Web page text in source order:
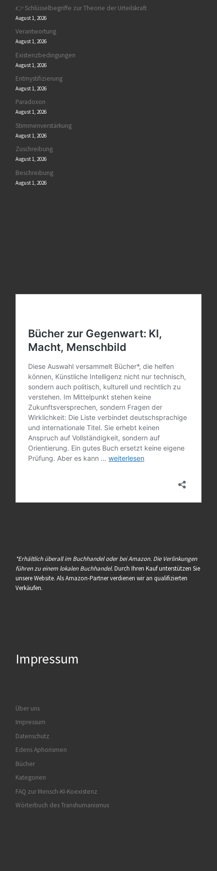
👉 Schlüsselbegriffe zur Theorie der Urteilskraft
August 1, 2026
Verantwortung
August 1, 2026
Existenzbedingungen
August 1, 2026
Entmystifizierung
August 1, 2026
Paradoxon
August 1, 2026
Stimmenverstärkung
August 1, 2026
Zuschreibung
August 1, 2026
Beschreibung
August 1, 2026
*Erhältlich überall im Buchhandel oder bei Amazon. Die Verlinkungen
führen zu einem lokalen Buchhandel.Durch Ihren Kauf unterstützen Sie
unsere Website. Als Amazon-Partner verdienen wir an qualifizierten
Verkäufen.
Impressum
Über uns
Impressum
Datenschutz
Edens Aphorismen
Bücher
Kategorien
FAQ zur Mensch-KI-Koexistenz
Wörterbuch des Transhumanismus